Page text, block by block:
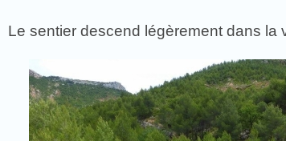
Le sentier descend légèrement dans